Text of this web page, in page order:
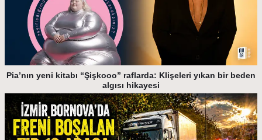
Pia’nın yeni kitabı “Şişkooo” raflarda: Klişeleri yıkan bir beden
algısı hikayesi